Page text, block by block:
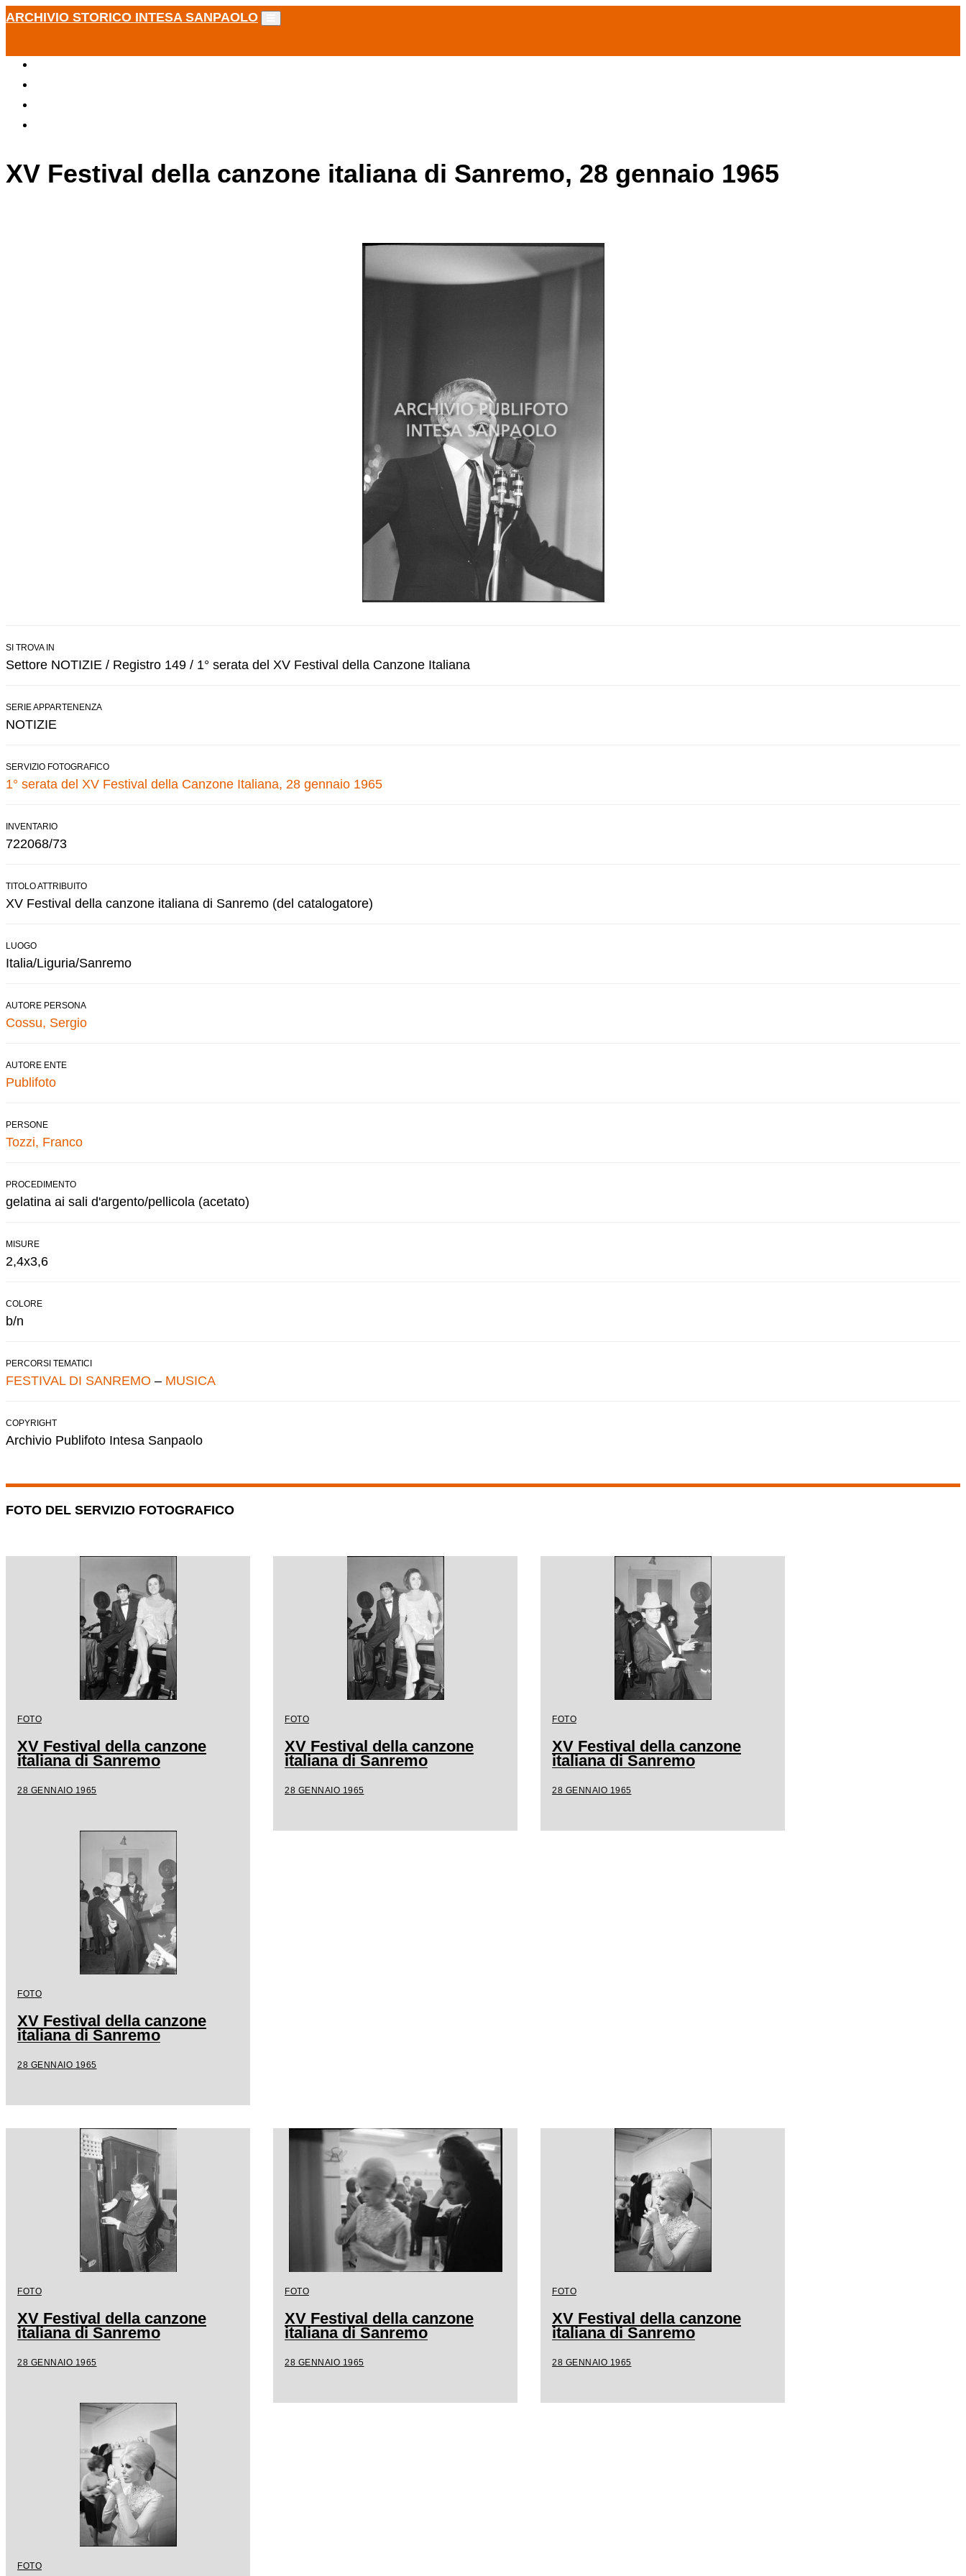
ARCHIVIO STORICO INTESA SANPAOLO
XV Festival della canzone italiana di Sanremo, 28 gennaio 1965
SI TROVA IN
Settore NOTIZIE / Registro 149 / 1° serata del XV Festival della Canzone Italiana
SERIE APPARTENENZA
NOTIZIE
SERVIZIO FOTOGRAFICO
1° serata del XV Festival della Canzone Italiana, 28 gennaio 1965
INVENTARIO
722068/73
TITOLO ATTRIBUITO
XV Festival della canzone italiana di Sanremo (del catalogatore)
LUOGO
Italia/Liguria/Sanremo
AUTORE PERSONA
Cossu, Sergio
AUTORE ENTE
Publifoto
PERSONE
Tozzi, Franco
PROCEDIMENTO
gelatina ai sali d'argento/pellicola (acetato)
MISURE
2,4x3,6
COLORE
b/n
PERCORSI TEMATICI
FESTIVAL DI SANREMO – MUSICA
COPYRIGHT
Archivio Publifoto Intesa Sanpaolo
FOTO DEL SERVIZIO FOTOGRAFICO
FOTO
XV Festival della canzone
italiana di Sanremo
28 GENNAIO 1965
FOTO
XV Festival della canzone
italiana di Sanremo
28 GENNAIO 1965
FOTO
XV Festival della canzone
italiana di Sanremo
28 GENNAIO 1965
FOTO
XV Festival della canzone
italiana di Sanremo
28 GENNAIO 1965
FOTO
XV Festival della canzone
italiana di Sanremo
28 GENNAIO 1965
FOTO
XV Festival della canzone
italiana di Sanremo
28 GENNAIO 1965
FOTO
XV Festival della canzone
italiana di Sanremo
28 GENNAIO 1965
FOTO